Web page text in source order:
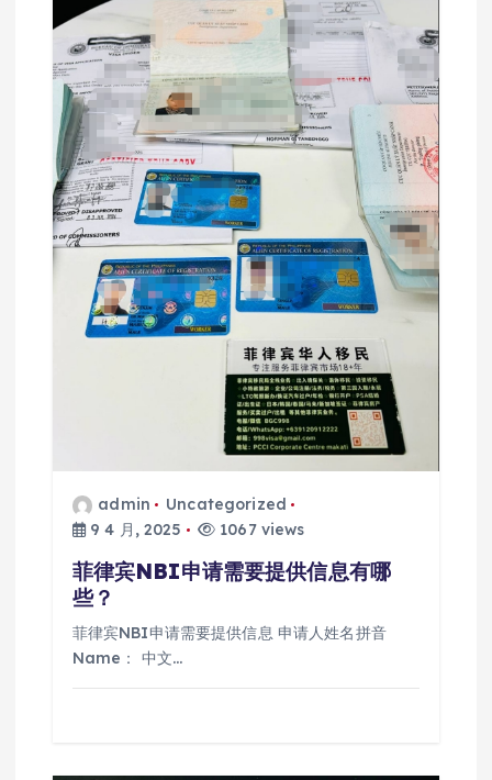
admin
Uncategorized
9 4 月, 2025
1067 views
菲律宾NBI申请需要提供信息有哪
些？
菲律宾NBI申请需要提供信息 申请人姓名拼音
Name： 中文…